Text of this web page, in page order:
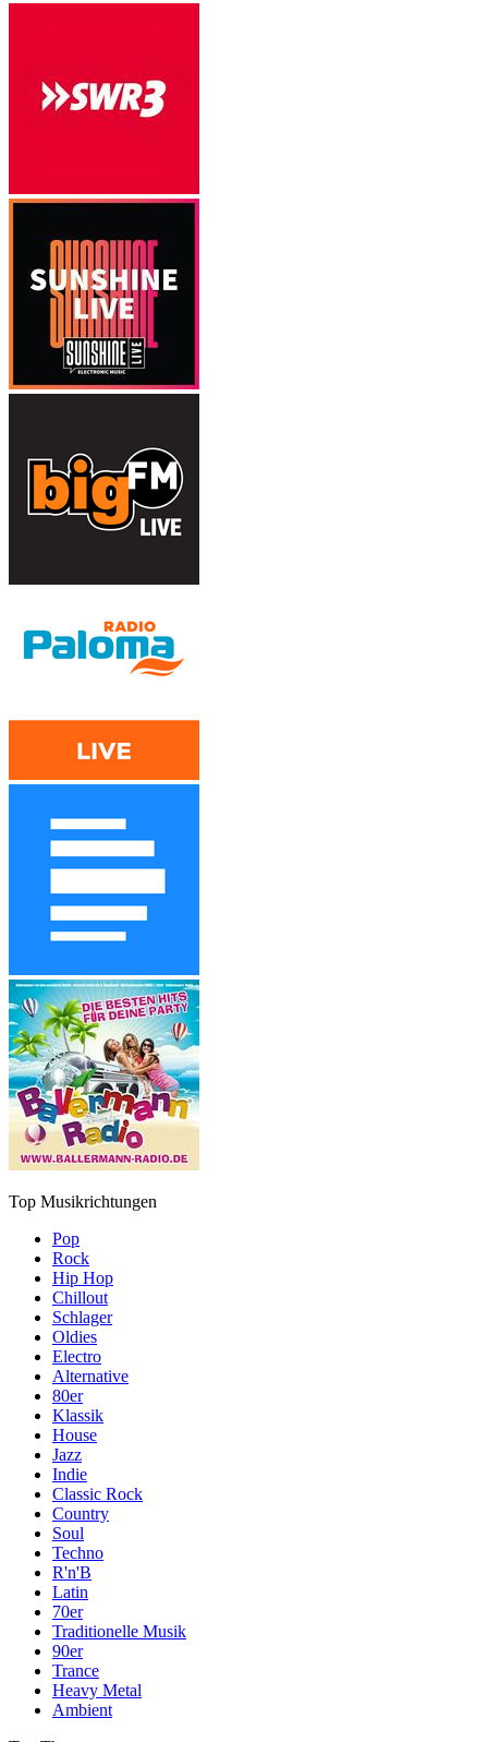
Top Musikrichtungen
Pop
Rock
Hip Hop
Chillout
Schlager
Oldies
Electro
Alternative
80er
Klassik
House
Jazz
Indie
Classic Rock
Country
Soul
Techno
R'n'B
Latin
70er
Traditionelle Musik
90er
Trance
Heavy Metal
Ambient